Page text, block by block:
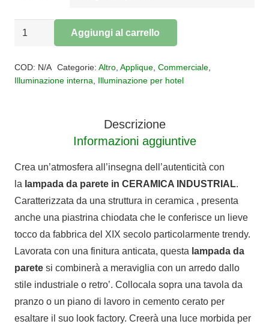
Applique
ceramica
Aggiungi al carrello
COD: N/A Categorie: Altro, Applique, Commerciale,
Illuminazione interna
Illuminazione per hotel
Descrizione
Informazioni aggiuntive
Crea un’atmosfera all’insegna dell’autenticità con
la lampada da parete in CERAMICA INDUSTRIAL.
Caratterizzata da una struttura in ceramica , presenta
anche una piastrina chiodata che le conferisce un lieve
tocco da fabbrica del XIX secolo particolarmente trendy.
Lavorata con una finitura anticata, questa lampada da
parete si combinerà a meraviglia con un arredo dallo
stile industriale o retro’. Collocala sopra una tavola da
pranzo o un piano di lavoro in cemento cerato per
esaltare il suo look factory. Creerà una luce morbida per